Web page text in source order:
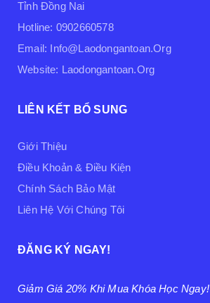
Tỉnh Đồng Nai
Hotline: 0902660578
Email: Info@laodongantoan.org
Website: Laodongantoan.org
LIÊN KẾT BỔ SUNG
Giới Thiệu
Điều Khoản & Điều Kiện
Chính Sách Bảo Mật
Liên Hệ Với Chúng Tôi
ĐĂNG KÝ NGAY!
Giảm Giá 20% Khi Mua Khóa Học Ngay!